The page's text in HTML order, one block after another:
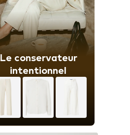
Le conservateur
intentionnel